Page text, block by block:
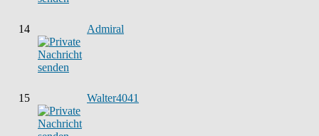
14 Admiral
15 Walter4041